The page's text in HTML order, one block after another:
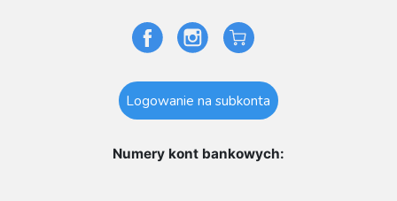
Logowanie na subkonta
Numery kont bankowych: